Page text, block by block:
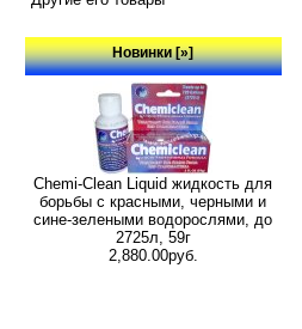
Новинки [»]
Chemi-Clean Liquid жидкость для
борьбы с красными, черными и
сине-зелеными водорослями, до
2725л, 59г
2,880.00руб.